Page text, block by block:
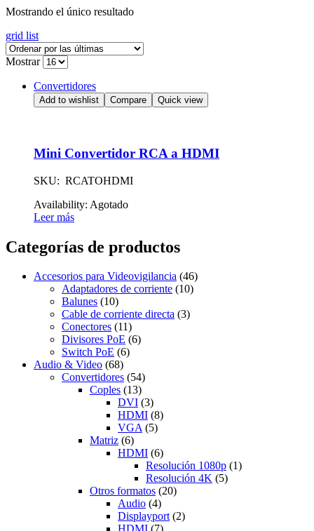
Mostrando el único resultado
grid list
Mostrar
Convertidores
Add to wishlist Compare Quick view
Mini Convertidor RCA a HDMI
SKU: RCATOHDMI
Availability: Agotado
Leer más
Categorías de productos
Accesorios para Videovigilancia (46)
Adaptadores de corriente (10)
Balunes (10)
Cable de corriente directa (3)
Conectores (11)
Divisores PoE (6)
Switch PoE (6)
Audio & Video (68)
Convertidores (54)
Coples (13)
DVI (3)
HDMI (8)
VGA (5)
Matriz (6)
HDMI (6)
Resolución 1080p (1)
Resolución 4K (5)
Otros formatos (20)
Audio (4)
Displayport (2)